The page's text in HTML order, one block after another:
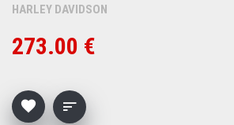
HARLEY DAVIDSON
273.00 €